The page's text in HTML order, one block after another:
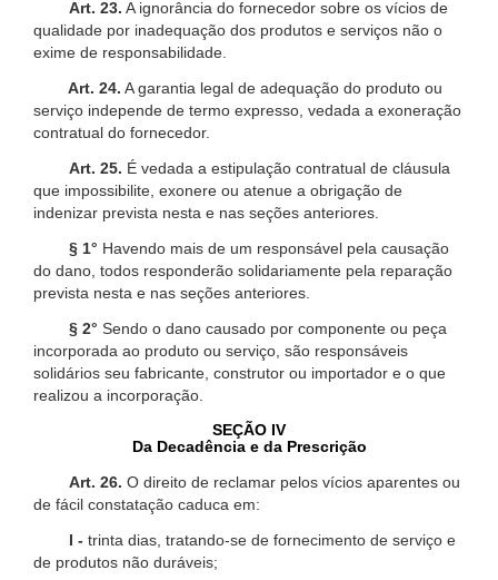
Art. 23. A ignorância do fornecedor sobre os vícios de
qualidade por inadequação dos produtos e serviços não o
exime de responsabilidade.
Art. 24. A garantia legal de adequação do produto ou
serviço independe de termo expresso, vedada a exoneração
contratual do fornecedor.
Art. 25. É vedada a estipulação contratual de cláusula
que impossibilite, exonere ou atenue a obrigação de
indenizar prevista nesta e nas seções anteriores.
§ 1° Havendo mais de um responsável pela causação
do dano, todos responderão solidariamente pela reparação
prevista nesta e nas seções anteriores.
§ 2° Sendo o dano causado por componente ou peça
incorporada ao produto ou serviço, são responsáveis
solidários seu fabricante, construtor ou importador e o que
realizou a incorporação.
SEÇÃO IV
Da Decadência e da Prescrição
Art. 26. O direito de reclamar pelos vícios aparentes ou
de fácil constatação caduca em:
I - trinta dias, tratando-se de fornecimento de serviço e
de produtos não duráveis;